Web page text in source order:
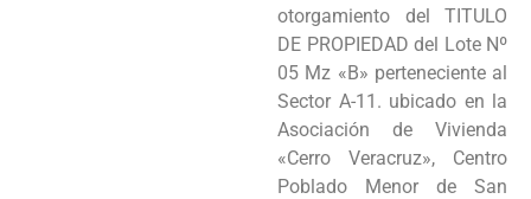
Programas
Intranet
otorgamiento del TITULO
DE PROPIEDAD del Lote Nº
05 Mz «B» perteneciente al
Sector A-11. ubicado en la
Asociación de Vivienda
«Cerro Veracruz», Centro
Poblado Menor de San